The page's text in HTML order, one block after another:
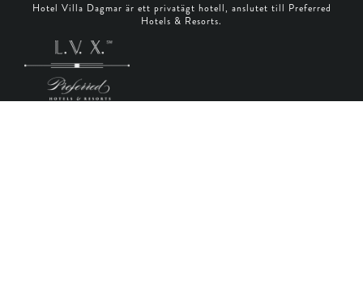
Hotel Villa Dagmar är ett privatägt hotell, anslutet till Preferred
Hotels & Resorts.